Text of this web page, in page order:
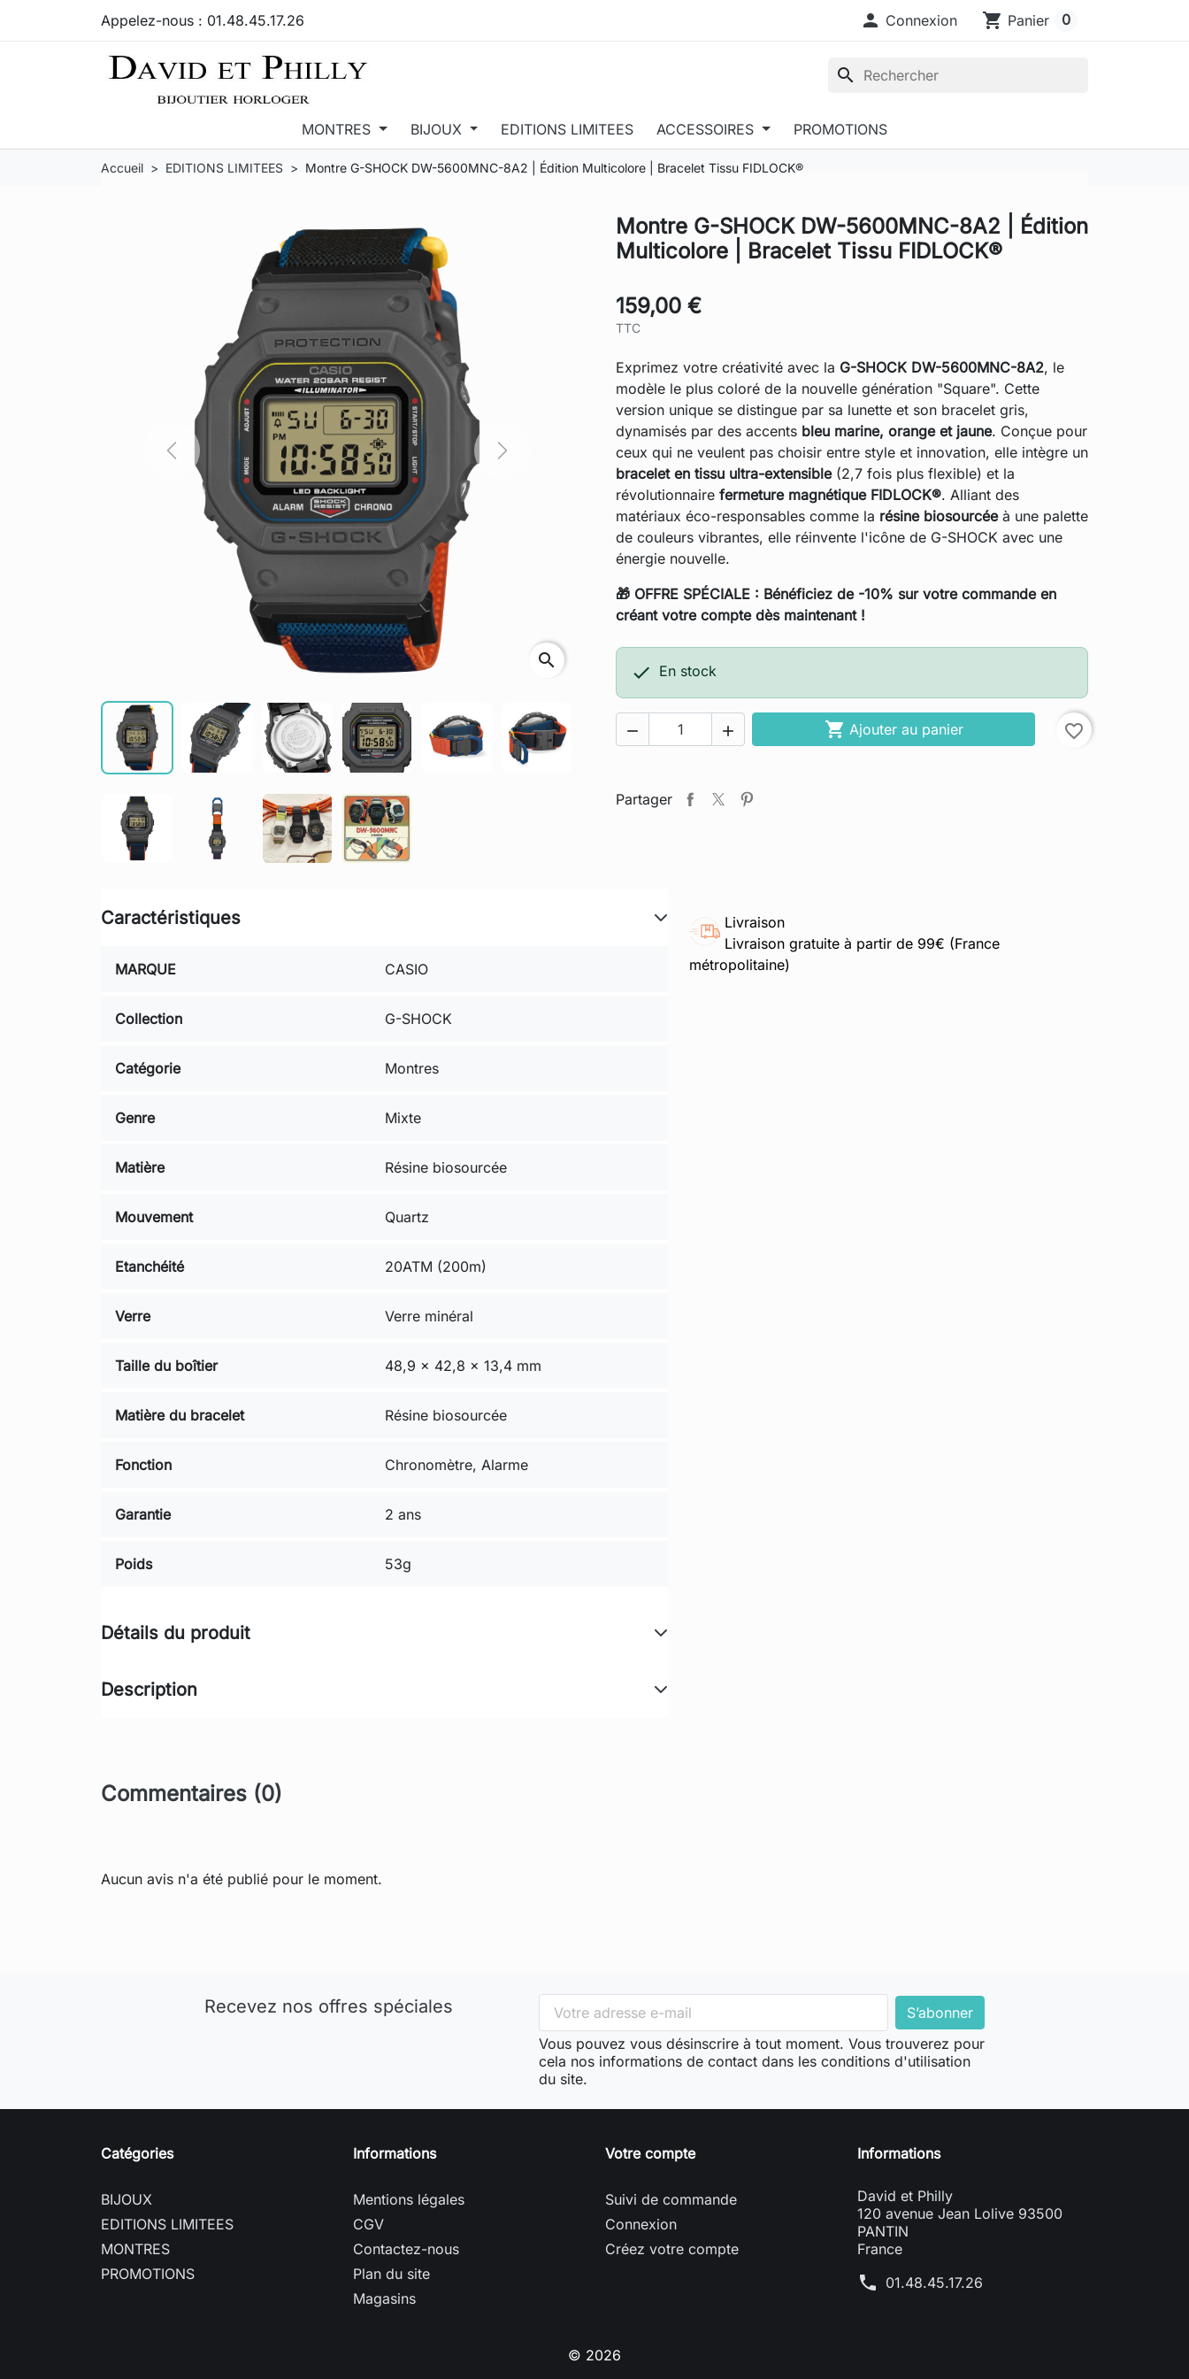
Appelez-nous : 01.48.45.17.26  Connexion shopping_cart Panier 0
search
MONTRES BIJOUX EDITIONS LIMITEES ACCESSOIRES PROMOTIONS
Accueil EDITIONS LIMITEES Montre G-SHOCK DW-5600MNC-8A2 | Édition Multicolore | Bracelet Tissu FIDLOCK®
Previous Next
search
Montre G-SHOCK DW-5600MNC-8A2 | Édition
Multicolore | Bracelet Tissu FIDLOCK®
159,00 €
TTC
Exprimez votre créativité avec la G-SHOCK DW-5600MNC-8A2, le
modèle le plus coloré de la nouvelle génération "Square". Cette
version unique se distingue par sa lunette et son bracelet gris,
dynamisés par des accents bleu marine, orange et jaune. Conçue pour
ceux qui ne veulent pas choisir entre style et innovation, elle intègre un
bracelet en tissu ultra-extensible(2,7 fois plus flexible) et la
révolutionnaire fermeture magnétique FIDLOCK®. Alliant des
matériaux éco-responsables comme la résine biosourcéeà une palette
de couleurs vibrantes, elle réinvente l'icône de G-SHOCK avec une
énergie nouvelle.
🎁 OFFRE SPÉCIALE : Bénéficiez de -10% sur votre commande en
créant votre compte dès maintenant !
 En stock
   Ajouter au panier favorite_border
Partager
Livraison
Livraison gratuite à partir de 99€ (France
métropolitaine)
Caractéristiques
MARQUE CASIO
Collection G-SHOCK
Catégorie Montres
Genre Mixte
Matière Résine biosourcée
Mouvement Quartz
Etanchéité 20ATM (200m)
Verre Verre minéral
Taille du boîtier 48,9 × 42,8 × 13,4 mm
Matière du bracelet Résine biosourcée
Fonction Chronomètre, Alarme
Garantie 2 ans
Poids 53g
Détails du produit
Description
Commentaires (0)
Aucun avis n'a été publié pour le moment.
Recevez nos offres spéciales
Vous pouvez vous désinscrire à tout moment. Vous trouverez pour
cela nos informations de contact dans les conditions d'utilisation
du site.
Catégories
BIJOUX
EDITIONS LIMITEES
MONTRES
PROMOTIONS
Informations
Mentions légales
CGV
Contactez-nous
Plan du site
Magasins
Votre compte
Suivi de commande
Connexion
Créez votre compte
Informations
David et Philly
120 avenue Jean Lolive 93500
PANTIN
France
phone 01.48.45.17.26
© 2026